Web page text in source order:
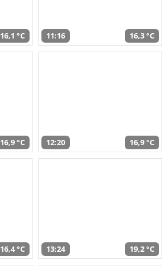
16,1 °C 11:16 16,3 °C
16,9 °C 12:20 16,9 °C
16,4 °C 13:24 19,2 °C